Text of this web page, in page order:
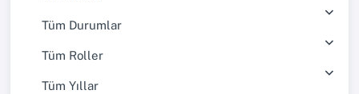
Tüm Durumlar
Tüm Roller
Tüm Yıllar